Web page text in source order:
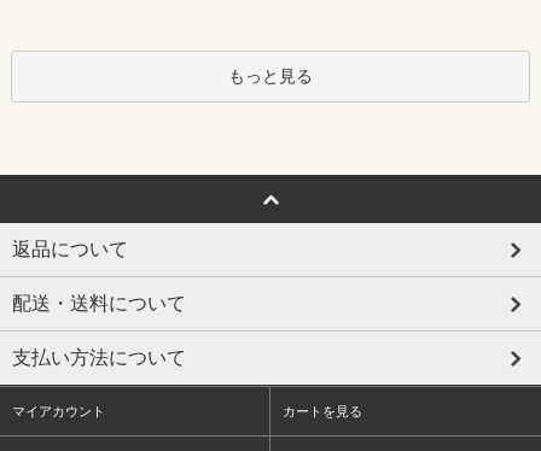
もっと見る
返品について
配送・送料について
支払い方法について
マイアカウント カートを見る